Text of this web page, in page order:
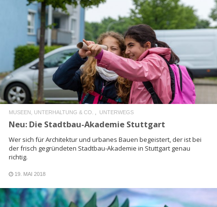
READ MORE
MUSEEN, UNTERHALTUNG & CO. UNTERWEGS
Neu: Die Stadtbau-Akademie Stuttgart
Wer sich für Architektur und urbanes Bauen begeistert, der ist bei
der frisch gegründeten Stadtbau-Akademie in Stuttgart genau
richtig.
19. MAI 2018